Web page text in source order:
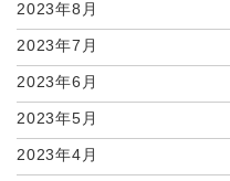
2023年8月
2023年7月
2023年6月
2023年5月
2023年4月